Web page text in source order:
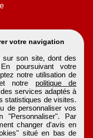
votre navigation
sur son site, dont des
poursuivant votre
notre utilisation de
notre politique de
services adaptés à
statistiques de visites.
de personnaliser vos
Par
changer d'avis en
situé en bas de